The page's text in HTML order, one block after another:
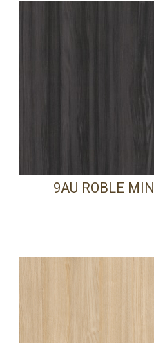
9AU ROBLE